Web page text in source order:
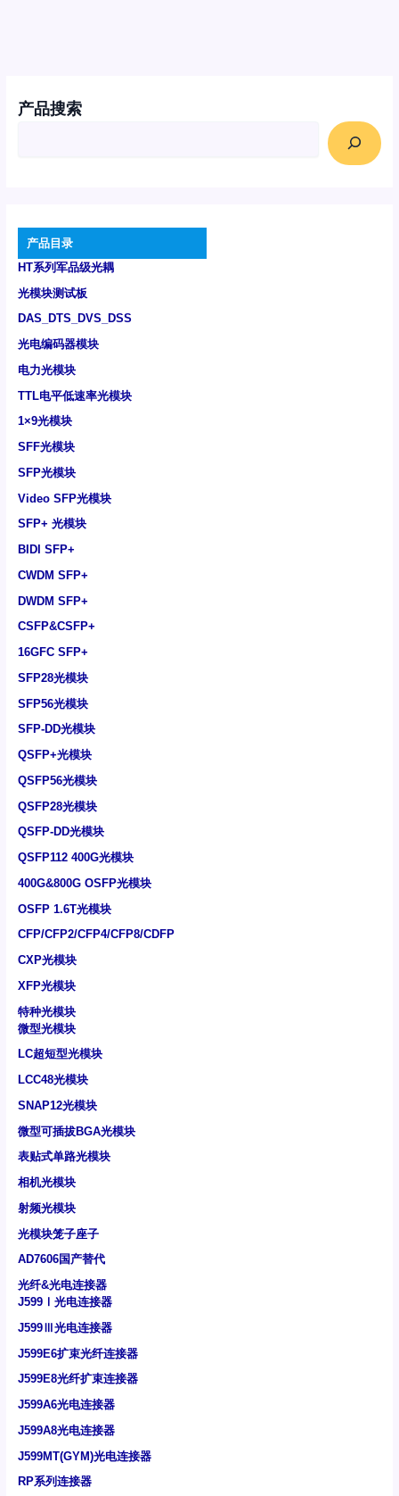
产品搜索
产品目录
HT系列军品级光耦
光模块测试板
DAS_DTS_DVS_DSS
光电编码器模块
电力光模块
TTL电平低速率光模块
1×9光模块
SFF光模块
SFP光模块
Video SFP光模块
SFP+ 光模块
BIDI SFP+
CWDM SFP+
DWDM SFP+
CSFP&CSFP+
16GFC SFP+
SFP28光模块
SFP56光模块
SFP-DD光模块
QSFP+光模块
QSFP56光模块
QSFP28光模块
QSFP-DD光模块
QSFP112 400G光模块
400G&800G OSFP光模块
OSFP 1.6T光模块
CFP/CFP2/CFP4/CFP8/CDFP
CXP光模块
XFP光模块
特种光模块
微型光模块
LC超短型光模块
LCC48光模块
SNAP12光模块
微型可插拔BGA光模块
表贴式单路光模块
相机光模块
射频光模块
光模块笼子座子
AD7606国产替代
光纤&光电连接器
J599Ⅰ光电连接器
J599Ⅲ光电连接器
J599E6扩束光纤连接器
J599E8光纤扩束连接器
J599A6光电连接器
J599A8光电连接器
J599MT(GYM)光电连接器
RP系列连接器